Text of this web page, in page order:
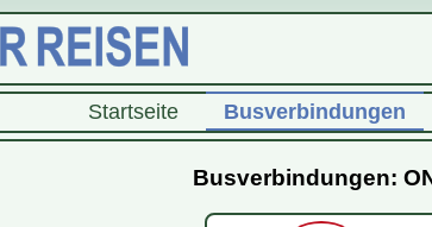
Startseite Busverbindungen
Busverbindungen: